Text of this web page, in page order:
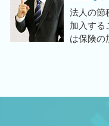
法人の節
加入する
は保険の